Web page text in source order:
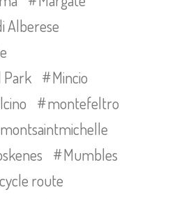
Alberese
Park
Mincio
montefeltro
montsaintmichelle
Mumbles
route